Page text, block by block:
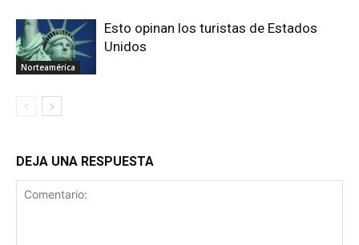
Norteamérica
Esto opinan los turistas de Estados
Unidos
DEJA UNA RESPUESTA